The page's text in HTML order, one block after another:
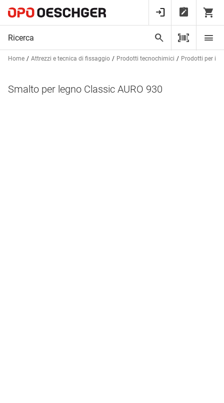
Home Attrezzi e tecnica di fissaggio Prodotti tecnochimici Prodotti per
Smalto per legno Classic AURO 930